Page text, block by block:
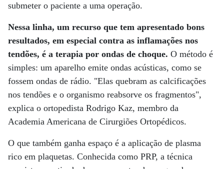
submeter o paciente a uma operação.
Nessa linha, um recurso que tem apresentado bons
resultados, em especial contra as inflamações nos
tendões, é a terapia por ondas de choque. O método é
simples: um aparelho emite ondas acústicas, como se
fossem ondas de rádio. "Elas quebram as calcificações
nos tendões e o organismo reabsorve os fragmentos",
explica o ortopedista Rodrigo Kaz, membro da
Academia Americana de Cirurgiões Ortopédicos.
O que também ganha espaço é a aplicação de plasma
rico em plaquetas. Conhecida como PRP, a técnica